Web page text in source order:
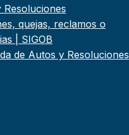
Resoluciones
quejas, reclamos o
| SIGOB
de Autos y Resoluciones